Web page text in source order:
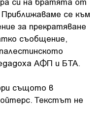
се към
за прекратяване
съобщение,
АФП и БТА.
същото в
Текстът не